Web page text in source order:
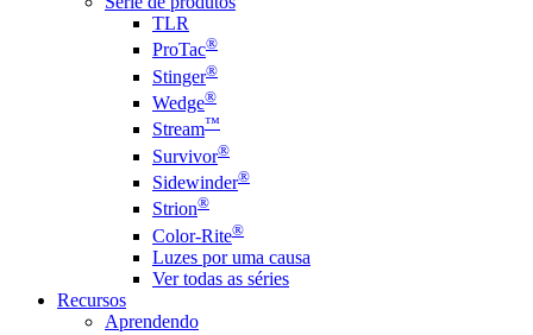
TLR
ProTac®
Stinger®
Wedge®
Stream™
Survivor®
Sidewinder®
Strion®
Color-Rite®
Luzes por uma causa
Ver todas as séries
Recursos
Aprendendo